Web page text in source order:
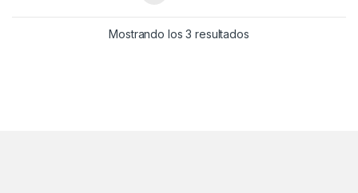
Mostrando los 3 resultadosOrdenado por